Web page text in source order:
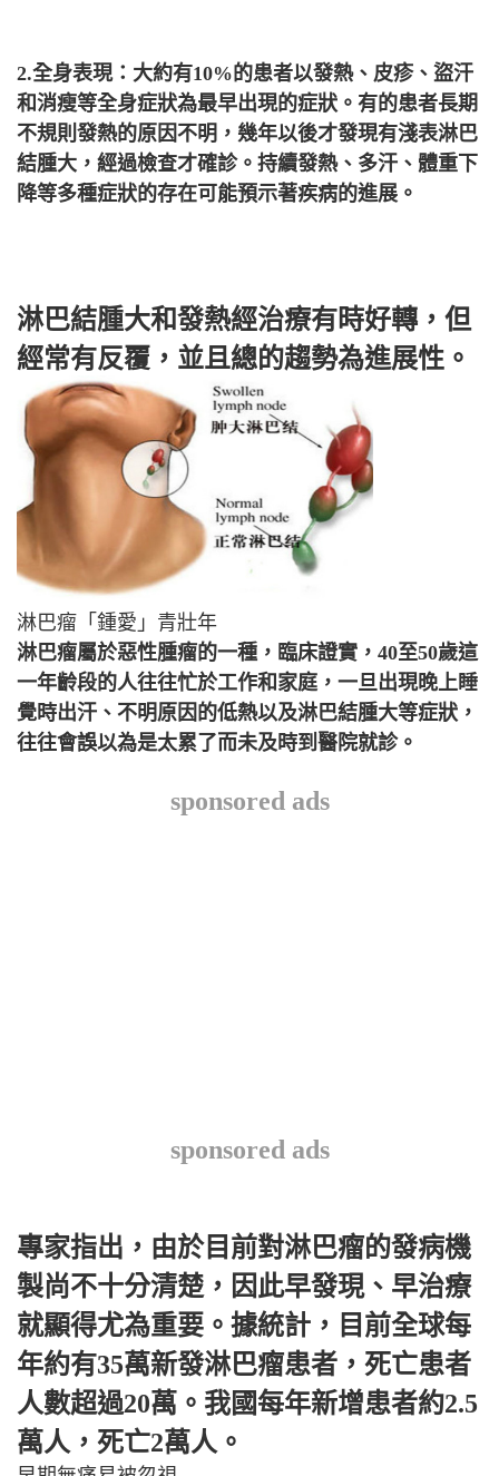
2.全身表現：大約有10%的患者以發熱、皮疹、盜汗
和消瘦等全身症狀為最早出現的症狀。有的患者長期
不規則發熱的原因不明，幾年以後才發現有淺表淋巴
結腫大，經過檢查才確診。持續發熱、多汗、體重下
降等多種症狀的存在可能預示著疾病的進展。
淋巴結腫大和發熱經治療有時好轉，但
經常有反覆，並且總的趨勢為進展性。
淋巴瘤「鍾愛」青壯年
淋巴瘤屬於惡性腫瘤的一種，臨床證實，40至50歲這
一年齡段的人往往忙於工作和家庭，一旦出現晚上睡
覺時出汗、不明原因的低熱以及淋巴結腫大等症狀，
往往會誤以為是太累了而未及時到醫院就診。
sponsored ads
sponsored ads
專家指出，由於目前對淋巴瘤的發病機
製尚不十分清楚，因此早發現、早治療
就顯得尤為重要。據統計，目前全球每
年約有35萬新發淋巴瘤患者，死亡患者
人數超過20萬。我國每年新增患者約2.5
萬人，死亡2萬人。